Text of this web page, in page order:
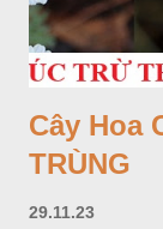
Cây Hoa
TRÙNG
29.11.23